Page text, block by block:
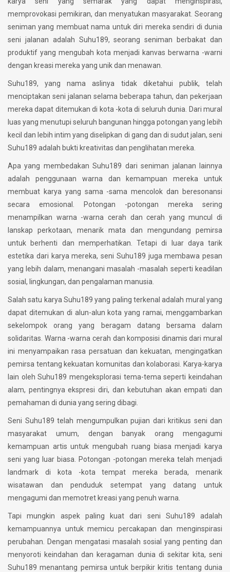
memprovokasi pemikiran, dan menyatukan masyarakat. Seorang
seniman yang membuat nama untuk diri mereka sendiri di dunia
seni jalanan adalah Suhu189, seorang seniman berbakat dan
produktif yang mengubah kota menjadi kanvas berwarna -warni
dengan kreasi mereka yang unik dan menawan.
Suhu189, yang nama aslinya tidak diketahui publik, telah
menciptakan seni jalanan selama beberapa tahun, dan pekerjaan
mereka dapat ditemukan di kota -kota di seluruh dunia. Dari mural
luas yang menutupi seluruh bangunan hingga potongan yang lebih
kecil dan lebih intim yang diselipkan di gang dan di sudut jalan, seni
Suhu189 adalah bukti kreativitas dan penglihatan mereka.
Apa yang membedakan Suhu189 dari seniman jalanan lainnya
adalah penggunaan warna dan kemampuan mereka untuk
membuat karya yang sama -sama mencolok dan beresonansi
secara emosional. Potongan -potongan mereka sering
menampilkan warna -warna cerah dan cerah yang muncul di
lanskap perkotaan, menarik mata dan mengundang pemirsa
untuk berhenti dan memperhatikan. Tetapi di luar daya tarik
estetika dari karya mereka, seni Suhu189 juga membawa pesan
yang lebih dalam, menangani masalah -masalah seperti keadilan
sosial, lingkungan, dan pengalaman manusia.
Salah satu karya Suhu189 yang paling terkenal adalah mural yang
dapat ditemukan di alun-alun kota yang ramai, menggambarkan
sekelompok orang yang beragam datang bersama dalam
solidaritas. Warna -warna cerah dan komposisi dinamis dari mural
ini menyampaikan rasa persatuan dan kekuatan, mengingatkan
pemirsa tentang kekuatan komunitas dan kolaborasi. Karya-karya
lain oleh Suhu189 mengeksplorasi tema-tema seperti keindahan
alam, pentingnya ekspresi diri, dan kebutuhan akan empati dan
pemahaman di dunia yang sering dibagi.
Seni Suhu189 telah mengumpulkan pujian dari kritikus seni dan
masyarakat umum, dengan banyak orang mengagumi
kemampuan artis untuk mengubah ruang biasa menjadi karya
seni yang luar biasa. Potongan -potongan mereka telah menjadi
landmark di kota -kota tempat mereka berada, menarik
wisatawan dan penduduk setempat yang datang untuk
mengagumi dan memotret kreasi yang penuh warna.
Tapi mungkin aspek paling kuat dari seni Suhu189 adalah
kemampuannya untuk memicu percakapan dan menginspirasi
perubahan. Dengan mengatasi masalah sosial yang penting dan
menyoroti keindahan dan keragaman dunia di sekitar kita, seni
Suhu189 menantang pemirsa untuk berpikir kritis tentang dunia